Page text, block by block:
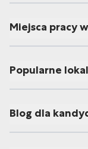
Miejsca pracy
Popularne
Blog dla